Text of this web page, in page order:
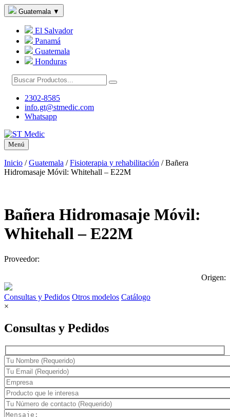
Guatemala ▼
El Salvador
Panamá
Guatemala
Honduras
2302-8585
info.gt@stmedic.com
Whatsapp
Menú
Inicio /Guatemala /Fisioterapia y rehabilitación /Bañera
Hidromasaje Móvil: Whitehall – E22M
Bañera Hidromasaje Móvil:
Whitehall – E22M
Proveedor:
Origen:
Consultas y Pedidos Otros modelos Catálogo
×
Consultas y Pedidos